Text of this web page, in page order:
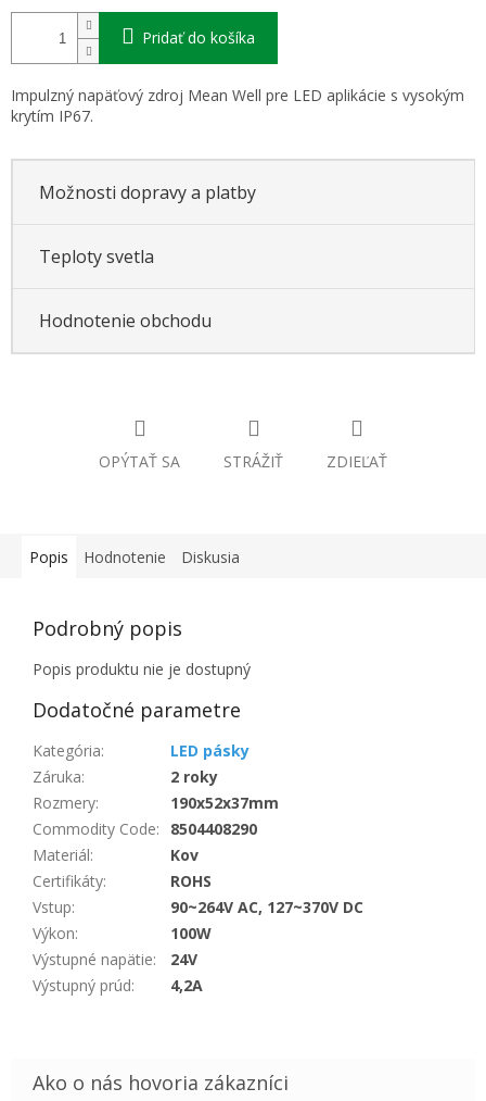
Pridať do košíka
Impulzný napäťový zdroj Mean Well pre LED aplikácie s vysokým
krytím IP67.
Možnosti dopravy a platby
Teploty svetla
Hodnotenie obchodu
OPÝTAŤ SA STRÁŽIŤ ZDIEĽAŤ
Popis Hodnotenie Diskusia
Podrobný popis
Popis produktu nie je dostupný
Dodatočné parametre
Kategória:
LED pásky
Záruka:
2 roky
Rozmery:
190x52x37mm
Commodity Code:
8504408290
Materiál:
Kov
Certifikáty:
ROHS
Vstup:
90~264V AC, 127~370V DC
Výkon:
100W
Výstupné napätie:
24V
Výstupný prúd: 4,2A